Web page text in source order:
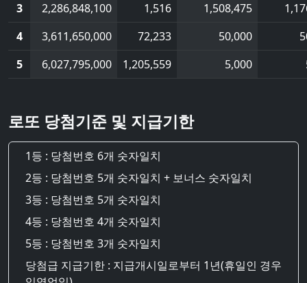
3
2,286,848,100 1,516 1,508,475
4
3,611,650,000 72,233 50,000
5
6,027,795,000 1,205,559 5,000
로또 당첨기준 및 지급기한
1등 : 당첨번호 6개 숫자일치
2등 : 당첨번호 5개 숫자일치 + 보너스 숫자일치
3등 : 당첨번호 5개 숫자일치
4등 : 당첨번호 4개 숫자일치
5등 : 당첨번호 3개 숫자일치
당첨급 지급기한 : 지급개시일로부터 1년(휴일인 경우